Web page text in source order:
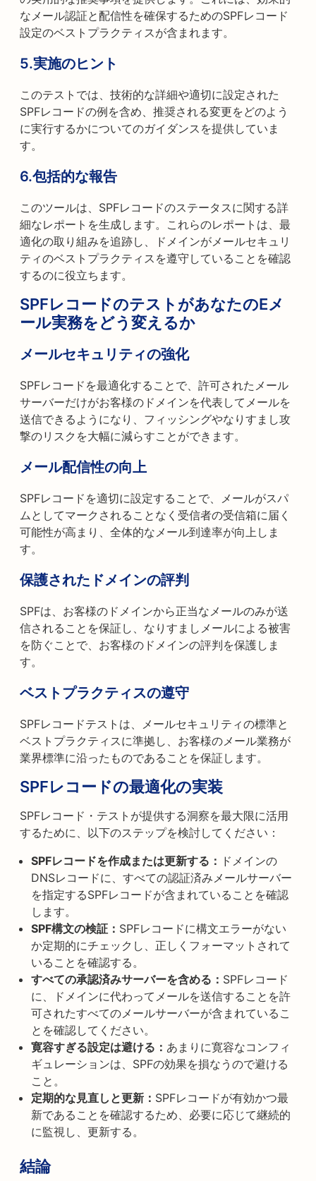
なメール認証と配信性を確保するためのSPFレコード
設定のベストプラクティスが含まれます。
5.実施のヒント
このテストでは、技術的な詳細や適切に設定された
SPFレコードの例を含め、推奨される変更をどのよう
に実行するかについてのガイダンスを提供していま
す。
6.包括的な報告
このツールは、SPFレコードのステータスに関する詳
細なレポートを生成します。これらのレポートは、最
適化の取り組みを追跡し、ドメインがメールセキュリ
ティのベストプラクティスを遵守していることを確認
するのに役立ちます。
SPFレコードのテストがあなたのEメ
ール実務をどう変えるか
メールセキュリティの強化
SPFレコードを最適化することで、許可されたメール
サーバーだけがお客様のドメインを代表してメールを
送信できるようになり、フィッシングやなりすまし攻
撃のリスクを大幅に減らすことができます。
メール配信性の向上
SPFレコードを適切に設定することで、メールがスパ
ムとしてマークされることなく受信者の受信箱に届く
可能性が高まり、全体的なメール到達率が向上しま
す。
保護されたドメインの評判
SPFは、お客様のドメインから正当なメールのみが送
信されることを保証し、なりすましメールによる被害
を防ぐことで、お客様のドメインの評判を保護しま
す。
ベストプラクティスの遵守
SPFレコードテストは、メールセキュリティの標準と
ベストプラクティスに準拠し、お客様のメール業務が
業界標準に沿ったものであることを保証します。
SPFレコードの最適化の実装
SPFレコード・テストが提供する洞察を最大限に活用
するために、以下のステップを検討してください：
SPFレコードを作成または更新する： ドメインの
DNSレコードに、すべての認証済みメールサーバー
を指定するSPFレコードが含まれていることを確認
します。
SPF構文の検証： SPFレコードに構文エラーがない
か定期的にチェックし、正しくフォーマットされて
いることを確認する。
すべての承認済みサーバーを含める： SPFレコード
に、ドメインに代わってメールを送信することを許
可されたすべてのメールサーバーが含まれているこ
とを確認してください。
寛容すぎる設定は避ける： あまりに寛容なコンフィ
ギュレーションは、SPFの効果を損なうので避ける
こと。
定期的な見直しと更新： SPFレコードが有効かつ最
新であることを確認するため、必要に応じて継続的
に監視し、更新する。
結論